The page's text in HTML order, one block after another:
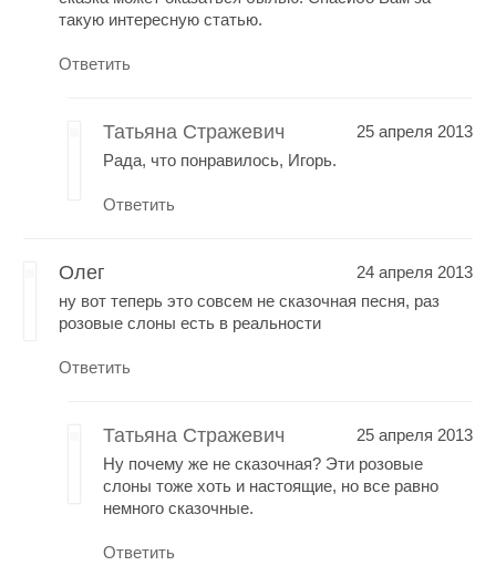
такую интересную статью.
Ответить
Татьяна Стражевич
25 апреля 2013
Рада, что понравилось, Игорь.
Ответить
Олег
24 апреля 2013
ну вот теперь это совсем не сказочная песня, раз
розовые слоны есть в реальности
Ответить
Татьяна Стражевич
25 апреля 2013
Ну почему же не сказочная? Эти розовые
слоны тоже хоть и настоящие, но все равно
немного сказочные.
Ответить